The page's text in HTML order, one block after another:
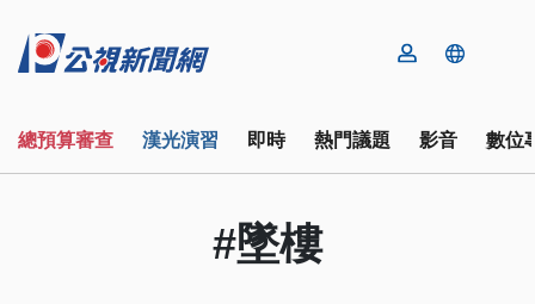
總預算審查 漢光演習 即時 熱門議題 影音 數位
#墜樓